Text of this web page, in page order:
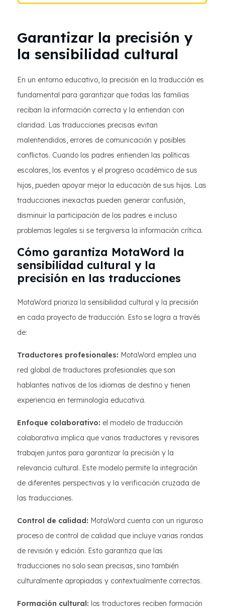
Garantizar la precisión y
la sensibilidad cultural
En un entorno educativo, la precisión en la traducción es
fundamental para garantizar que todas las familias
reciban la información correcta y la entiendan con
claridad. Las traducciones precisas evitan
malentendidos, errores de comunicación y posibles
conflictos. Cuando los padres entienden las políticas
escolares, los eventos y el progreso académico de sus
hijos, pueden apoyar mejor la educación de sus hijos. Las
traducciones inexactas pueden generar confusión,
disminuir la participación de los padres e incluso
problemas legales si se tergiversa la información crítica.
Cómo garantiza MotaWord la
sensibilidad cultural y la
precisión en las traducciones
MotaWord prioriza la sensibilidad cultural y la precisión
en cada proyecto de traducción. Esto se logra a través
de:
Traductores profesionales: MotaWord emplea una
red global de traductores profesionales que son
hablantes nativos de los idiomas de destino y tienen
experiencia en terminología educativa.
Enfoque colaborativo: el modelo de traducción
colaborativa implica que varios traductores y revisores
trabajen juntos para garantizar la precisión y la
relevancia cultural. Este modelo permite la integración
de diferentes perspectivas y la verificación cruzada de
las traducciones.
Control de calidad: MotaWord cuenta con un riguroso
proceso de control de calidad que incluye varias rondas
de revisión y edición. Esto garantiza que las
traducciones no solo sean precisas, sino también
culturalmente apropiadas y contextualmente correctas.
Formación cultural: los traductores reciben formación